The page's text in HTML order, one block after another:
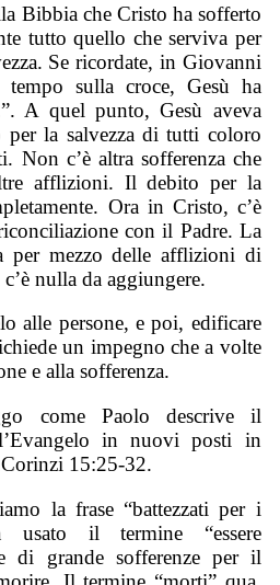
Bibbia che Cristo ha sofferto
tutto quello che serviva per
Se ricordate, in Giovanni
sulla croce, Gesù ha
A quel punto, Gesù aveva
per la salvezza di tutti coloro
Non c’è altra sofferenza che
afflizioni. Il debito per la
Ora in Cristo, c’è
con il Padre. La
per mezzo delle afflizioni di
nulla da aggiungere.
alle persone, e poi, edificare
un impegno che a volte
e alla sofferenza.
come Paolo descrive il
in nuovi posti in
15:25-32.
la frase “battezzati per i
usato il termine “essere
di grande sofferenze per il